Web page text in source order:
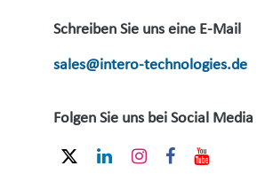
Schreiben Sie uns eine E-Mail
sales@intero-technologies.de
Folgen Sie uns bei Social Media